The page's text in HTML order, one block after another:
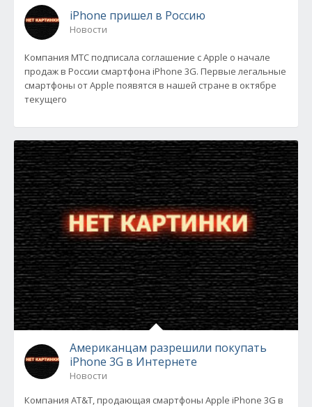
iPhone пришел в Россию
Новости
Компания МТС подписала соглашение с Apple о начале
продаж в России смартфона iPhone 3G. Первые легальные
смартфоны от Apple появятся в нашей стране в октябре
текущего
Американцам разрешили покупать
iPhone 3G в Интернете
Новости
Компания AT&T, продающая смартфоны Apple iPhone 3G в